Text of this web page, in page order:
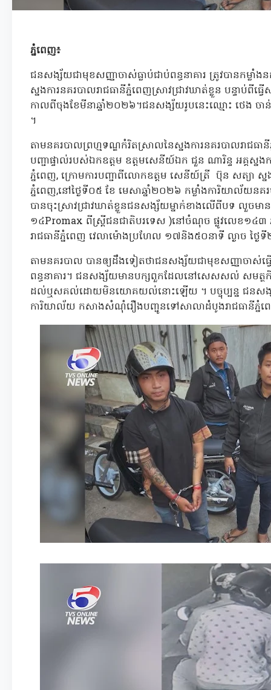
ភ្នំពេញ៖
ជនសង្ស័យជាមុខសញ្ញាចាស់ធ្លាប់ជាប់ពន្ធនាគារ ត្រូវបានកម្ល
ស្នងការនគរបាលរាជធានីភ្នំពេញស្រាវជ្រាវឃាត់ខ្លួន បន្ទាប់ពីធ្
កាលពីចុងខែមីនាឆ្នាំ២០២៦។ជនសង្ស័យរូបនេះឈ្មោះ ថេង ច
។
តាមនគរបាលព្រហ្មទណ្ឌកំរិតស្រាលនៃស្នងការនគរបាលរាជធ
បញ្ជាផ្ទាល់របស់ឯកឧត្ដម ឧត្តមសេនីយ៍ឯក ជួន ណារិន្ទ អគ្គស្នង
ភ្នំពេញ, ក្រោមការបញ្ជាពីលោកឧត្តម សេនីយ៍ត្រី ប៊ុន សត្យា ស្ន
ភ្នំពេញ,នៅថ្ងៃទី០៥ ខែ មេសាឆ្នាំ២០២៦ កម្លាំងការិយាល័យនគ
បានចុះស្រាវជ្រាវឃាត់ខ្លួនជនសង្ស័យម្នាក់ខាងលើពីបទ លួចម
១៤Promax ពីស្រ្តីជនជាតិបរទេស )នៅចំណុច ផ្លូវលេខ១៤៣
រាជធានីភ្នំពេញ វេលាម៉ោងប្រហែល ១៧និង៥០នាទី ល្ងាច ថ្ងៃ
តាមនគរបាល បានឲ្យដឹងទៀតថាជនសង្ស័យជាមុខសញ្ញាចាស់ធ្វ
ពន្ធនាគារ។ ជនសង្ស័យមានបក្សពួកដែលនៅសេសសល់ សមត្ថកិច្ច
ដល់ឬសគល់ដោយមិនយោគយល់នោះឡើយ ។ បច្ចុប្បន្ន ជនសង្ស័
ការិយាល័យ កសាងសំណុំរឿងបញ្ជូនទៅសាលាដំបូងរាជធានីភ្នំពេ